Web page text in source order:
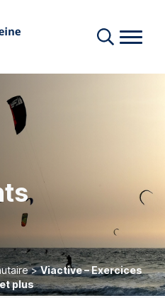
>Viactive – Exercices
plus